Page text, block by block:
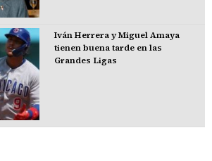
Iván Herrera y Miguel Amaya
tienen buena tarde en las
Grandes Ligas